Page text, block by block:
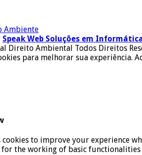
Speak Web Soluções em
Direito Ambiental Todos Direitos
para melhorar sua experiência.
cookies to improve your experience
the working of basic